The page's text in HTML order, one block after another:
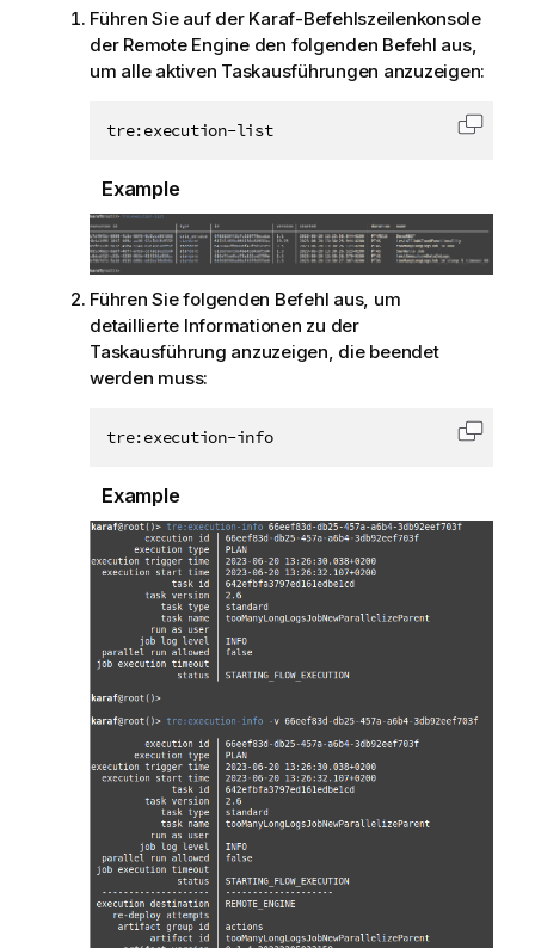
Führen Sie auf der Karaf-Befehlszeilenkonsole
der Remote Engine den folgenden Befehl aus,
um alle aktiven Taskausführungen anzuzeigen:
tre:execution-list Code
Example
Führen Sie folgenden Befehl aus, um
detaillierte Informationen zu der
Taskausführung anzuzeigen, die beendet
werden muss:
tre:execution-info Code
Example